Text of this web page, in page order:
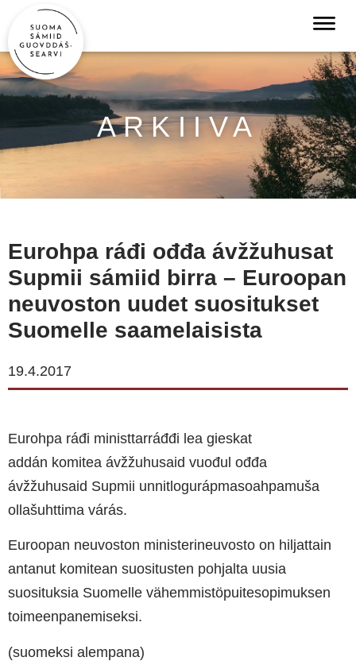
ARKIIVA
Eurohpa ráđi ođđa ávžžuhusat
Supmii sámiid birra – Euroopan
neuvoston uudet suositukset
Suomelle saamelaisista
19.4.2017
Eurohpa ráđi ministtarráđđi lea gieskat
addán komitea ávžžuhusaid vuođul ođđa
ávžžuhusaid Supmii unnitlogurápmasoahpamuša
ollašuhttima várás.
Euroopan neuvoston ministerineuvosto on hiljattain
antanut komitean suositusten pohjalta uusia
suosituksia Suomelle vähemmistöpuitesopimuksen
toimeenpanemiseksi.
(suomeksi alempana)